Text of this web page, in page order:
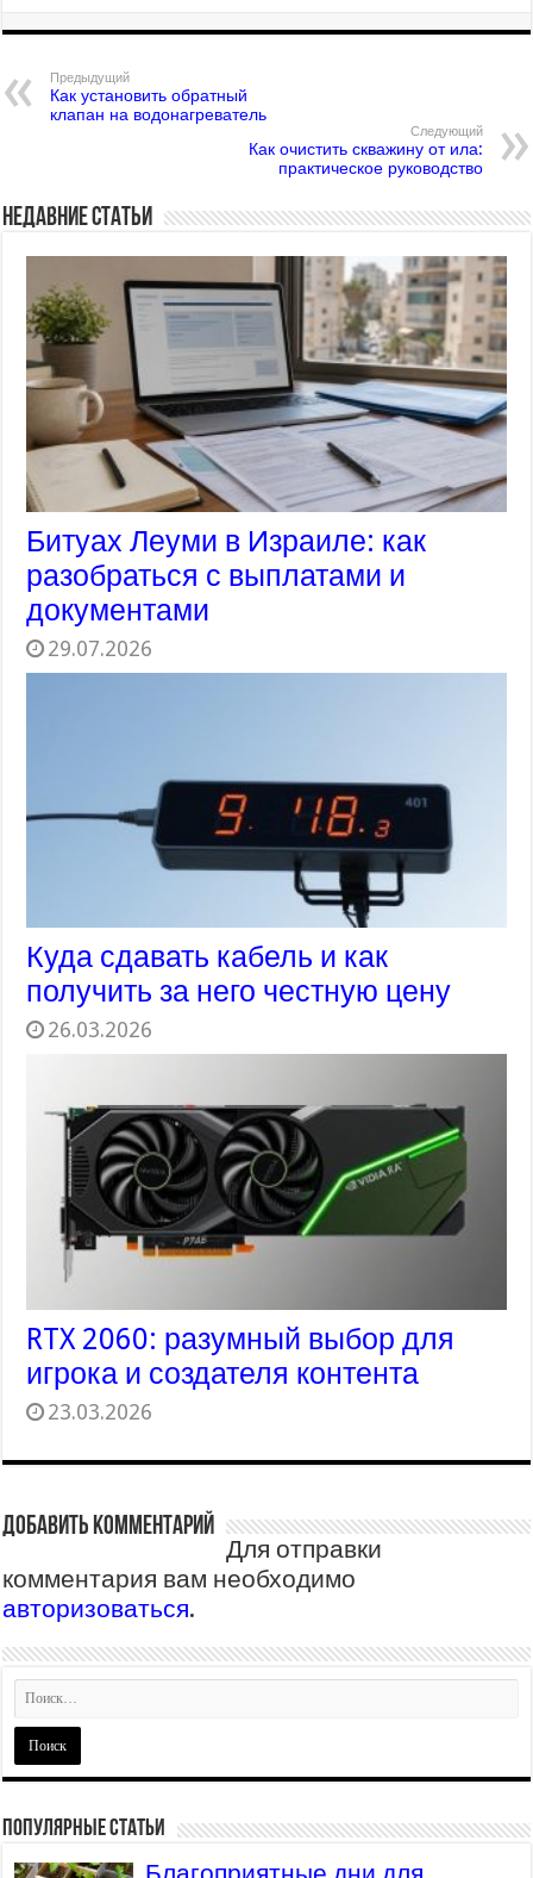
Предыдущий
Как установить обратный
клапан на водонагреватель
Следующий
Как очистить скважину от ила:
практическое руководство
Недавние статьи
Битуах Леуми в Израиле: как
разобраться с выплатами и
документами
29.07.2026
Куда сдавать кабель и как
получить за него честную цену
26.03.2026
RTX 2060: разумный выбор для
игрока и создателя контента
23.03.2026
Добавить комментарий
Для отправки
комментария вам необходимо
авторизоваться.
Популярные статьи